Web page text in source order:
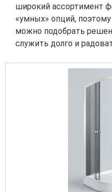
широкий ассортимент
«умных» опций,
можно подобрать
служить долго и